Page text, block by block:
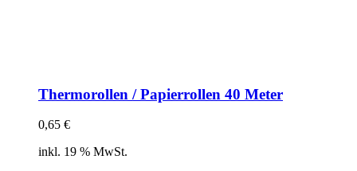
Thermorollen / Papierrollen 40 Meter
0,65 €
inkl. 19 % MwSt.